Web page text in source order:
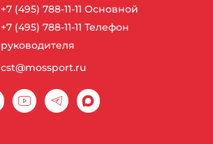
+7 (495) 788-11-11 Основной
+7 (495) 788-11-11 Телефон
руководителя
cst@mossport.ru